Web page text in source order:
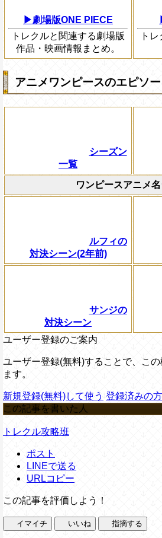
▶劇場版ONE PIECE
トレクルと関連する劇場版
作品・映画情報まとめ。
ト
アニメワンピースのエピソ
シーズン
一覧
ワンピースアニメ
ルフィの
対決シーン(2年前)
サンジの
対決シーン
ユーザー登録のご案内
ユーザー登録(無料)することで、こ
ます。
新規登録(無料)して使う 登録済みの
この記事を書いた人
トレクル攻略班
ポスト
LINEで送る
URLコピー
この記事を評価しよう！
イマイチ いいね 指摘する